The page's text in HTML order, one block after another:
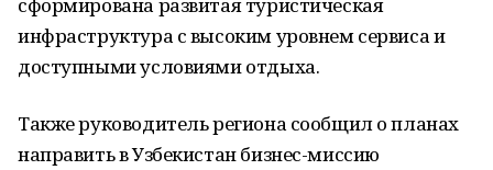
инфраструктура с высоким уровнем сервиса и
доступными условиями отдыха.
Также руководитель региона сообщил о планах
направить в Узбекистан бизнес-миссию